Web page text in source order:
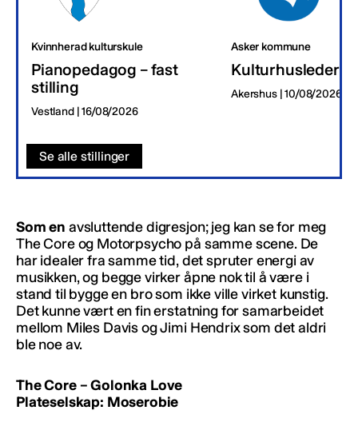
Kvinnherad kulturskule
Pianopedagog – fast
stilling
Vestland | 16/08/2026
Asker kommune
Kulturhusleder
Akershus | 10/08/2026
Se alle stillinger
Som en avsluttende digresjon; jeg kan se for meg
The Core og Motorpsycho på samme scene. De
har idealer fra samme tid, det spruter energi av
musikken, og begge virker åpne nok til å være i
stand til bygge en bro som ikke ville virket kunstig.
Det kunne vært en fin erstatning for samarbeidet
mellom Miles Davis og Jimi Hendrix som det aldri
ble noe av.
The Core – Golonka Love
Plateselskap: Moserobie